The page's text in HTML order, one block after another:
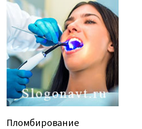
Пломбирование